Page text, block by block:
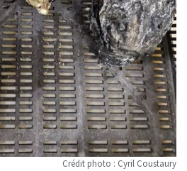
Crédit photo : Cyril Coustaury